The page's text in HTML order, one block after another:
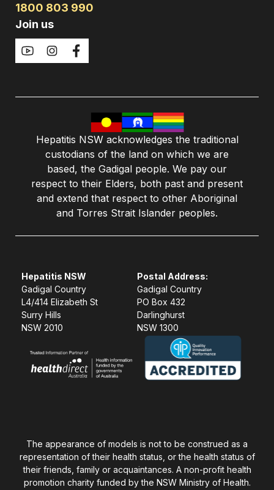
1800 803 990
Join us
Hepatitis NSW acknowledges the traditional
custodians of the land on which we are
based, the Gadigal people. We pay our
respect to their Elders, both past and present
and extend that respect to other Aboriginal
and Torres Strait Islander peoples.
Hepatitis NSW
Gadigal Country
L4/414 Elizabeth St
Surry Hills
NSW 2010
Postal Address:
Gadigal Country
PO Box 432
Darlinghurst
NSW 1300
The appearance of models is not to be construed as a
representation of their health status, or the health status of
their friends, family or acquaintances. A non-profit health
promotion charity funded by the NSW Ministry of Health.